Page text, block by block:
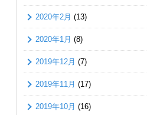
2020年2月 (13)
2020年1月 (8)
2019年12月 (7)
2019年11月 (17)
2019年10月 (16)